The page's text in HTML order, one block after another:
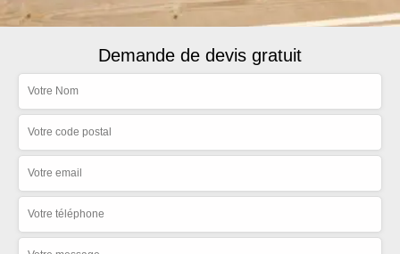
Demande de devis gratuit